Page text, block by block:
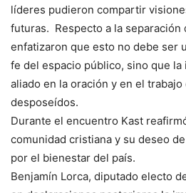
líderes pudieron compartir
futuras. Respecto a la separación
enfatizaron que esto no debe ser
fe del espacio público, sino que la
aliado en la oración y en el
desposeídos.
Durante el encuentro Kast
comunidad cristiana y su deseo
por el bienestar del país.
Benjamín Lorca, diputado electo